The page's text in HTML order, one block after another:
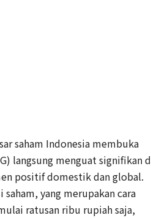
saham Indonesia membuka
langsung menguat signifikan
positif domestik dan global.
yang merupakan cara
ratusan ribu rupiah saja,